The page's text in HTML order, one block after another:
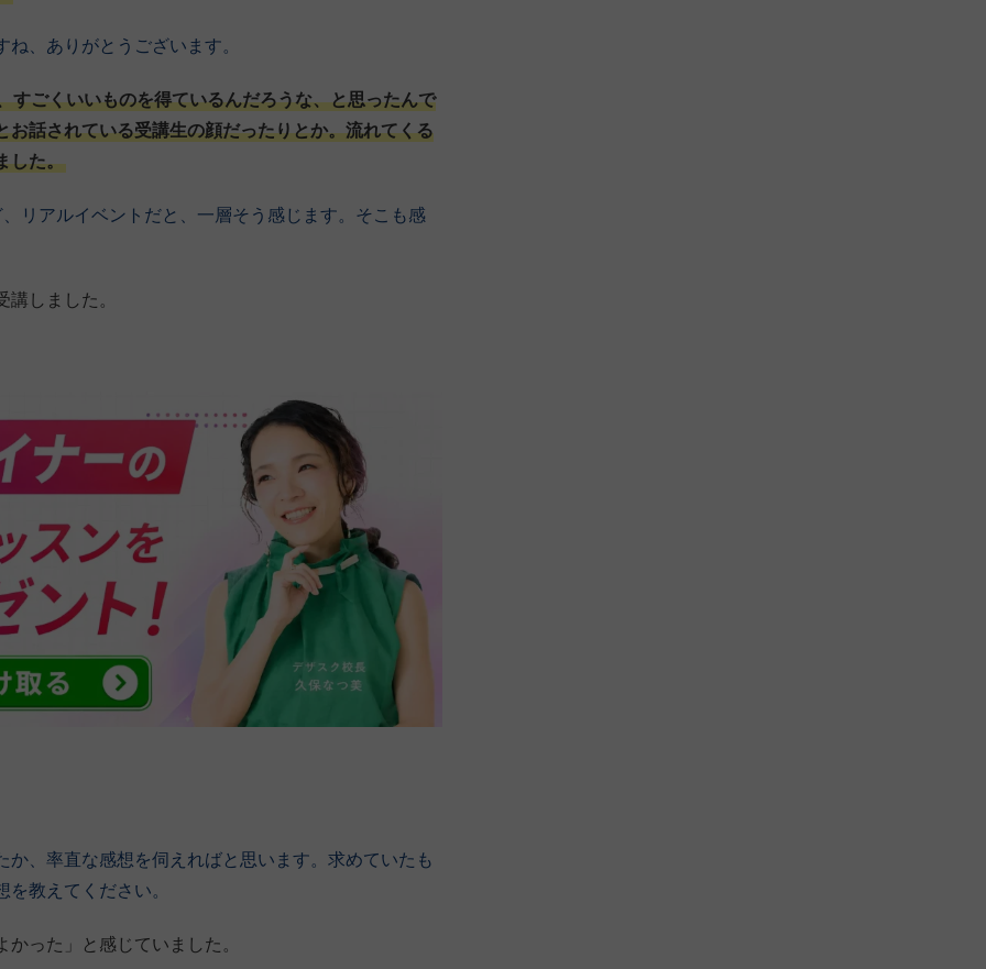
、ありがとうございます。
すごくいいものを得ているんだろうな、と思ったんで
話されている受講生の顔だったりとか。流れてくる
した。
リアルイベントだと、一層そう感じます。そこも感
しました。
、率直な感想を伺えればと思います。求めていたも
教えてください。
った」と感じていました。